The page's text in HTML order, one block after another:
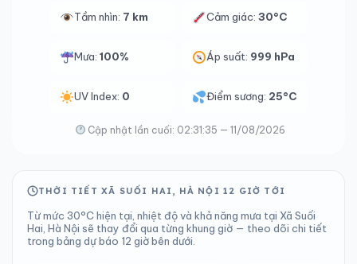
Tầm nhìn: 7 km Cảm giác:30°C
Mưa: 100% Áp suất: 999 hPa
UV Index: 0 Điểm sương: 25°C
Cập nhật lần cuối: 02:31:35 — 11/08/2026
THỜI TIẾT XÃ SUỐI HAI, HÀ NỘI 12 GIỜ TỚI
Từ mức 30°C hiện tại, nhiệt độ và khả năng mưa tại Xã Suối
Hai, Hà Nội sẽ thay đổi qua từng khung giờ — theo dõi chi tiết
trong bảng dự báo 12 giờ bên dưới.